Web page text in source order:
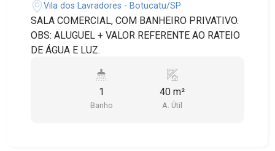
Vila dos Lavradores - Botucatu/SP
SALA COMERCIAL, COM BANHEIRO PRIVATIVO.
OBS: ALUGUEL + VALOR REFERENTE AO RATEIO
DE ÁGUA E LUZ.
1
Banho
40 m²
A. Útil